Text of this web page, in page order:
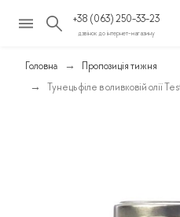
+38 (063) 250-33-23
дзвінок до інтернет-магазину
Головна
Пропозиція тижня
Тунець філе в оливковій олії